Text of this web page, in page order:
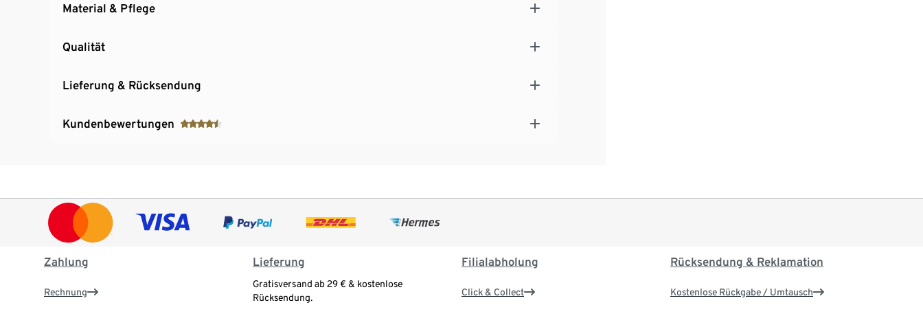
Material & Pflege
Qualität
Lieferung & Rücksendung
Kundenbewertungen
Zahlung
Rechnung
Lieferung
Gratisversand ab 29 € & kostenlose
Rücksendung.
Filialabholung
Click & Collect
Rücksendung & Reklamation
Kostenlose Rückgabe / Umtausch